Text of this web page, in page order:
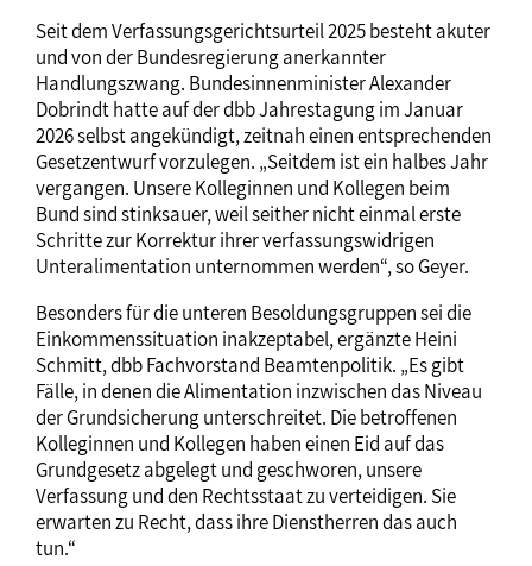
Seit dem Verfassungsgerichtsurteil 2025 besteht akuter
und von der Bundesregierung anerkannter
Handlungszwang. Bundesinnenminister Alexander
Dobrindt hatte auf der dbb Jahrestagung im Januar
2026 selbst angekündigt, zeitnah einen entsprechenden
Gesetzentwurf vorzulegen. „Seitdem ist ein halbes Jahr
vergangen. Unsere Kolleginnen und Kollegen beim
Bund sind stinksauer, weil seither nicht einmal erste
Schritte zur Korrektur ihrer verfassungswidrigen
Unteralimentation unternommen werden“, so Geyer.
Besonders für die unteren Besoldungsgruppen sei die
Einkommenssituation inakzeptabel, ergänzte Heini
Schmitt, dbb Fachvorstand Beamtenpolitik. „Es gibt
Fälle, in denen die Alimentation inzwischen das Niveau
der Grundsicherung unterschreitet. Die betroffenen
Kolleginnen und Kollegen haben einen Eid auf das
Grundgesetz abgelegt und geschworen, unsere
Verfassung und den Rechtsstaat zu verteidigen. Sie
erwarten zu Recht, dass ihre Dienstherren das auch
tun.“